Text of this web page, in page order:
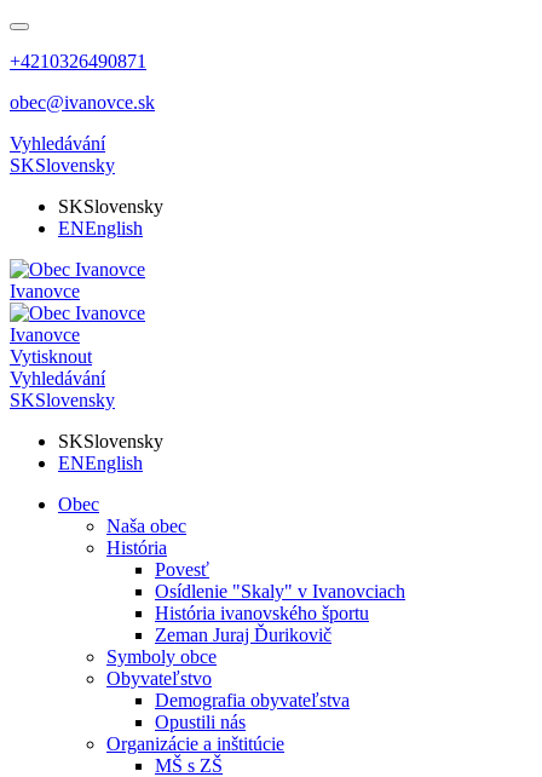
+4210326490871
obec@ivanovce.sk
Vyhledávání
SKSlovensky
SKSlovensky
ENEnglish
Ivanovce
Ivanovce
Vytisknout
Vyhledávání
SKSlovensky
SKSlovensky
ENEnglish
Obec
Naša obec
História
Povesť
Osídlenie "Skaly" v Ivanovciach
História ivanovského športu
Zeman Juraj Ďurikovič
Symboly obce
Obyvateľstvo
Demografia obyvateľstva
Opustili nás
Organizácie a inštitúcie
MŠ s ZŠ